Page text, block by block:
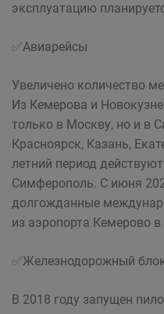
эксплуатацию
✅Авиарейсы
Увеличено количество
Из Кемерова и
только в Москву, но и в
Красноярск, Казань,
летний период
Симферополь. С июня
долгожданные
из аэропорта Кемерово
✅Железнодорожный
В 2018 году запущен